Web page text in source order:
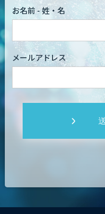
お名前 - 姓・名
メールアドレス